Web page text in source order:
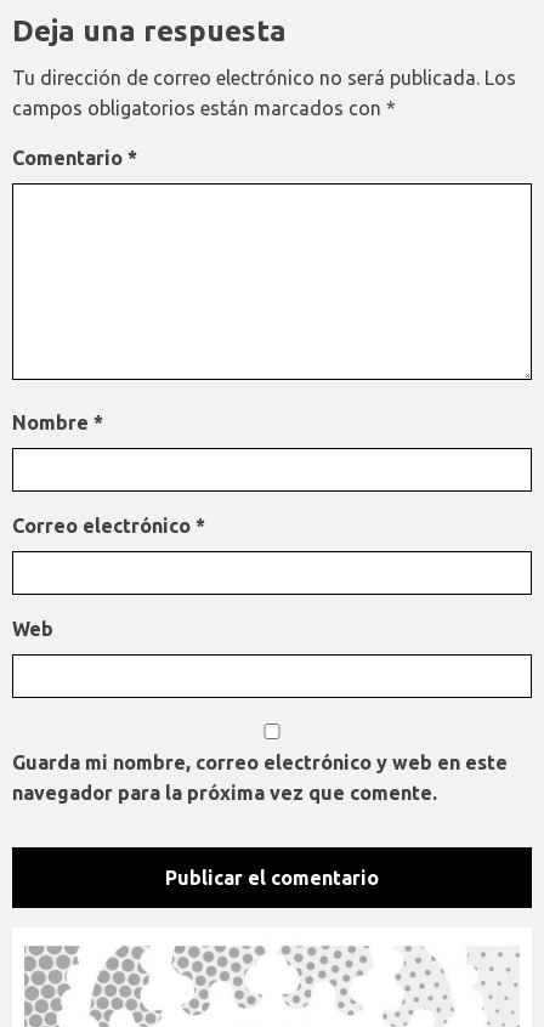
Deja una respuesta
Tu dirección de correo electrónico no será publicada. Los
campos obligatorios están marcados con *
Comentario *
Nombre *
Correo electrónico *
Web
Guarda mi nombre, correo electrónico y web en este
navegador para la próxima vez que comente.